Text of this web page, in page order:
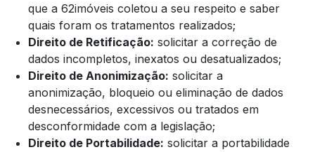
que a 62imóveis coletou a seu respeito e saber
quais foram os tratamentos realizados;
Direito de Retificação: solicitar a correção de
dados incompletos, inexatos ou desatualizados;
Direito de Anonimização: solicitar a
anonimização, bloqueio ou eliminação de dados
desnecessários, excessivos ou tratados em
desconformidade com a legislação;
Direito de Portabilidade: solicitar a portabilidade